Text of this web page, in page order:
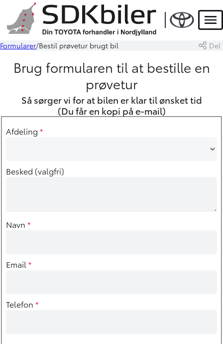
Formularer Bestil prøvetur brugt bil Del
Brug formularen til at bestille en
prøvetur
Så sørger vi for at bilen er klar til ønsket tid
(Du får en kopi på e-mail)
Afdeling *
Besked (valgfri)
Navn *
Email *
Telefon *